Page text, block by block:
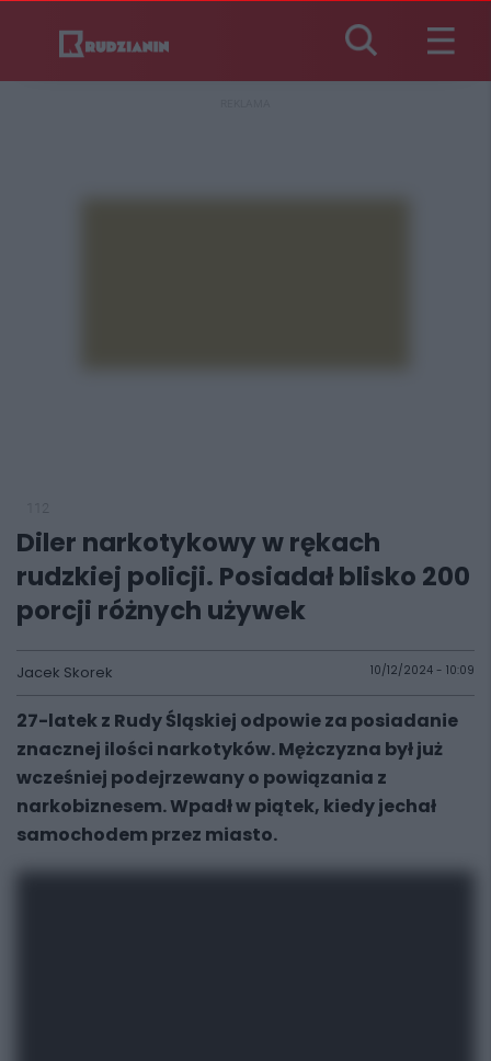
Diler narkotykowy w rękach
rudzkiej policji. Posiadał blisko 200
porcji różnych używek
Jacek Skorek 10/12/2024 - 10:09
27-latek z Rudy Śląskiej odpowie za posiadanie
znacznej ilości narkotyków. Mężczyzna był już
wcześniej podejrzewany o powiązania z
narkobiznesem. Wpadł w piątek, kiedy jechał
samochodem przez miasto.